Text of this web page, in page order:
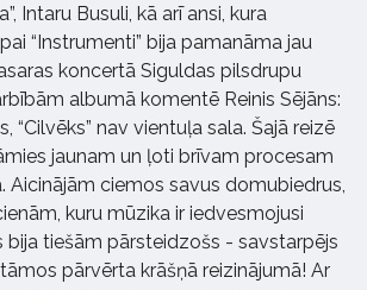
Intaru Busuli, kā arī ansi, kura
“Instrumenti” bija pamanāma jau
koncertā Siguldas pilsdrupu
albumā komentē Reinis Sējāns:
“Cilvēks” nav vientuļa sala. Šajā reizē
jaunam un ļoti brīvam procesam
Aicinājām ciemos savus domubiedrus,
kuru mūzika ir iedvesmojusi
bija tiešām pārsteidzošs - savstarpējs
pārvērta krāšņā reizinājumā! Ar